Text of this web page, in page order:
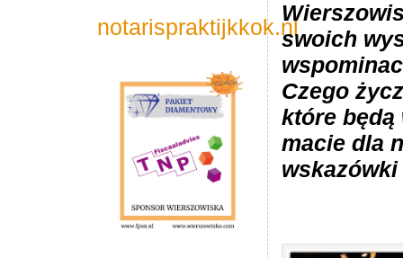
notarispraktijkkok.nlswoich
Czego
które będą
macie dla